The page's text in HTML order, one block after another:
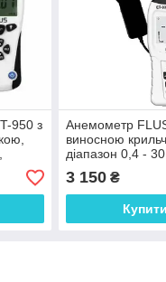
950 з
Анемометр
виносною
діапазон 0,4 -
температурний
від -30 до +60 ºС
3 150₴
Купити